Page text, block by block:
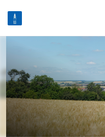
Sprache
Hilfe & Info